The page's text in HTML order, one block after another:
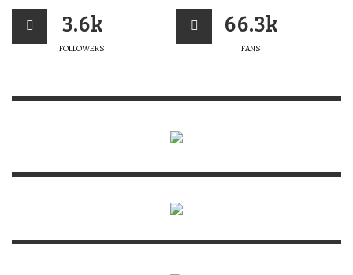
3.6k
FOLLOWERS
66.3k
FANS